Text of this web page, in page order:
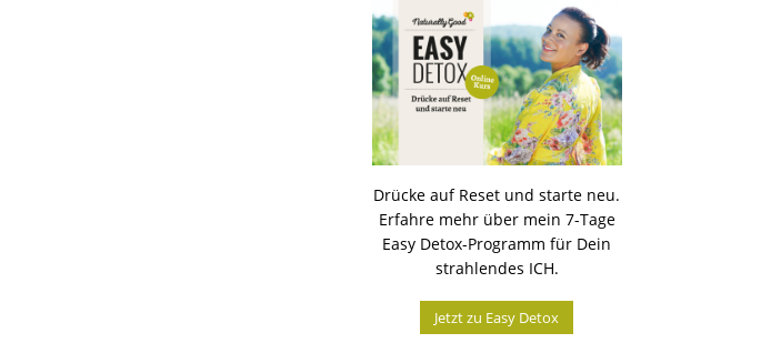
Drücke auf Reset und starte neu.
Erfahre mehr über mein 7-Tage
Easy Detox-Programm für Dein
strahlendes ICH.
Jetzt zu Easy Detox